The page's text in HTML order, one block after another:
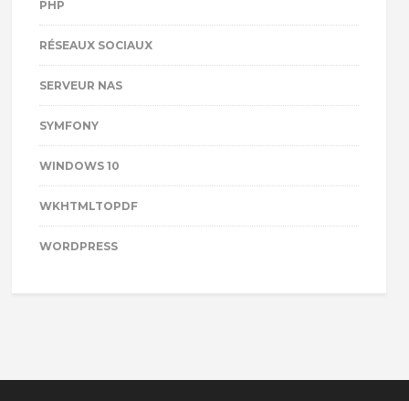
PHP
RÉSEAUX SOCIAUX
SERVEUR NAS
SYMFONY
WINDOWS 10
WKHTMLTOPDF
WORDPRESS